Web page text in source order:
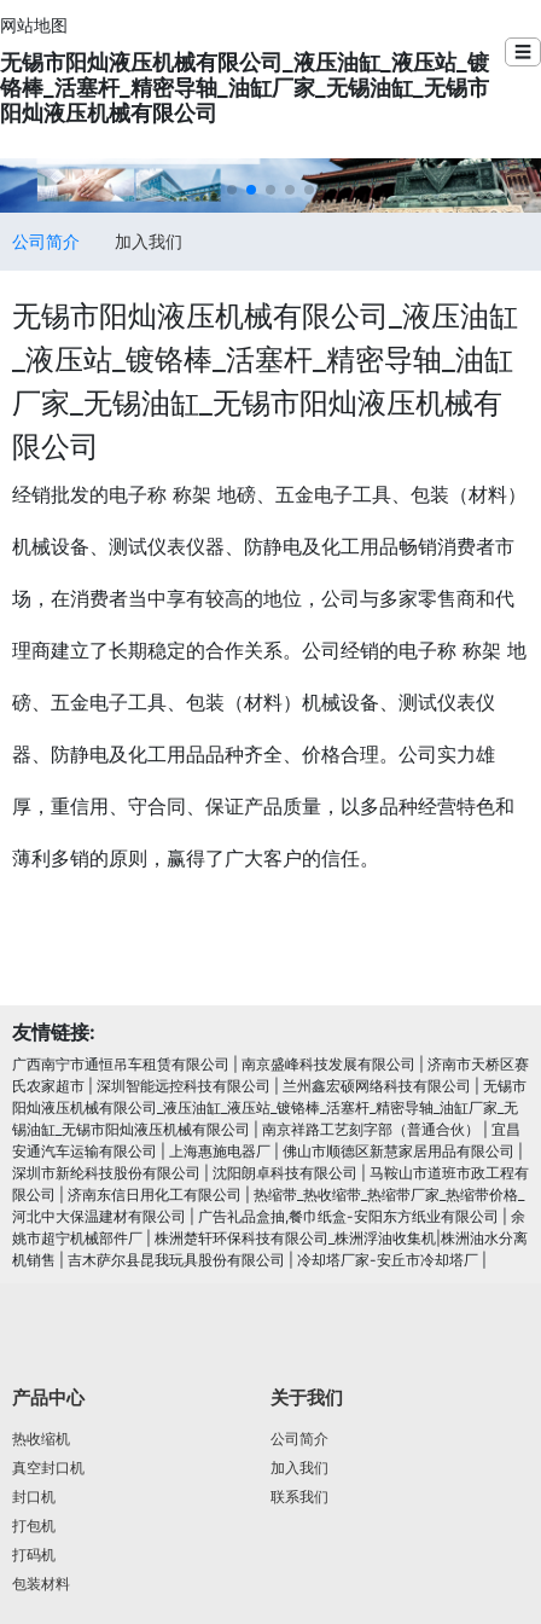
网站地图
无锡市阳灿液压机械有限公司_液压油缸_液压站_镀
铬棒_活塞杆_精密导轴_油缸厂家_无锡油缸_无锡市
阳灿液压机械有限公司
☰
公司简介 加入我们
无锡市阳灿液压机械有限公司_液压油缸
_液压站_镀铬棒_活塞杆_精密导轴_油缸
厂家_无锡油缸_无锡市阳灿液压机械有
限公司
经销批发的电子称 称架 地磅、五金电子工具、包装（材料）
机械设备、测试仪表仪器、防静电及化工用品畅销消费者市
场，在消费者当中享有较高的地位，公司与多家零售商和代
理商建立了长期稳定的合作关系。公司经销的电子称 称架 地
磅、五金电子工具、包装（材料）机械设备、测试仪表仪
器、防静电及化工用品品种齐全、价格合理。公司实力雄
厚，重信用、守合同、保证产品质量，以多品种经营特色和
薄利多销的原则，赢得了广大客户的信任。
友情链接:
广西南宁市通恒吊车租赁有限公司 南京盛峰科技发展有限公司
济南市天桥区赛
氏农家超市
深圳智能远控科技有限公司 兰州鑫宏硕网络科技有限公司
无锡市
阳灿液压机械有限公司_液压油缸_液压站_镀铬棒_活塞杆_精密导轴_油缸厂家_无
锡油缸_无锡市阳灿液压机械有限公司
南京祥路工艺刻字部（普通合伙）
宜昌
安通汽车运输有限公司
上海惠施电器厂 佛山市顺德区新慧家居用品有限公司
深圳市新纶科技股份有限公司
沈阳朗卓科技有限公司
马鞍山市道班市政工程有
限公司
济南东信日用化工有限公司
热缩带_热收缩带_热缩带厂家_热缩带价格_
河北中大保温建材有限公司
广告礼品盒抽,餐巾纸盒-安阳东方纸业有限公司
余
姚市超宁机械部件厂
株洲楚轩环保科技有限公司_株洲浮油收集机|株洲油水分离
机销售
吉木萨尔县昆我玩具股份有限公司 冷却塔厂家-安丘市冷却塔厂
产品中心
热收缩机
真空封口机
封口机
打包机
打码机
包装材料
关于我们
公司简介
加入我们
联系我们